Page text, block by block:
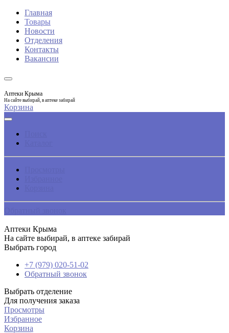
Главная
Товары
Новости
Отделения
Контакты
Вакансии
Аптеки Крыма
На сайте выбирай, в аптеке забирай
Корзина
Аптеки Крыма
На сайте выбирай, в аптеке забирай
Выбрать город
+7 (979) 020-51-02
Обратный звонок
Выбрать отделение
Для получения заказа
Просмотры
Избранное
Корзина